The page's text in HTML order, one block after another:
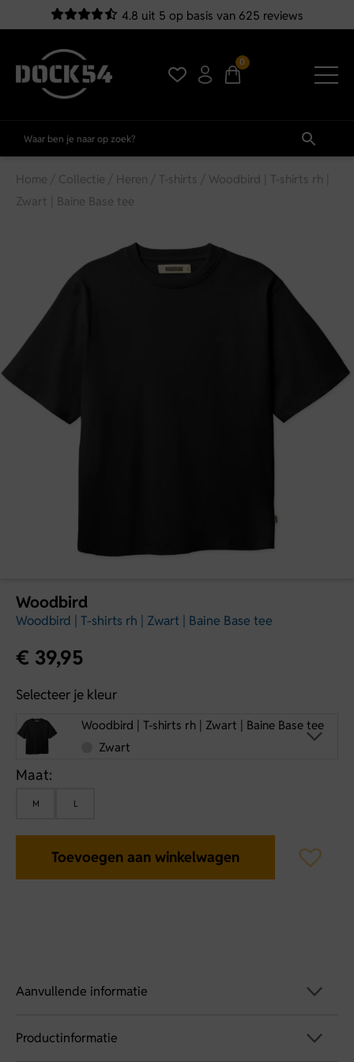
4.8 uit 5 op basis van 625 reviews
0
Home / Collectie / Heren / T-shirts / Woodbird | T-shirts rh |
Zwart | Baine Base tee
Woodbird
Woodbird | T-shirts rh | Zwart | Baine Base tee
€ 39,95
Selecteer je kleur
Woodbird | T-shirts rh | Zwart | Baine Base tee
Zwart
Maat:
M L
Toevoegen aan winkelwagen
Aanvullende informatie
Artikelnummer
Productinformatie